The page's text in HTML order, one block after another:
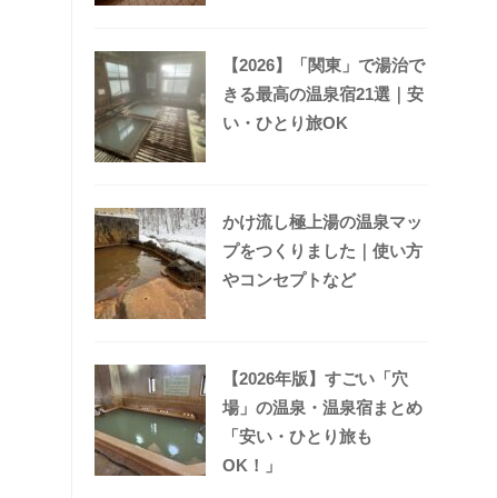
【2026】「関東」で湯治で
きる最高の温泉宿21選｜安
い・ひとり旅OK
かけ流し極上湯の温泉マッ
プをつくりました｜使い方
やコンセプトなど
【2026年版】すごい「穴
場」の温泉・温泉宿まとめ
「安い・ひとり旅も
OK！」